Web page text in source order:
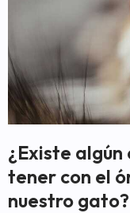
¿Existe
tener con el
nuestro gato?